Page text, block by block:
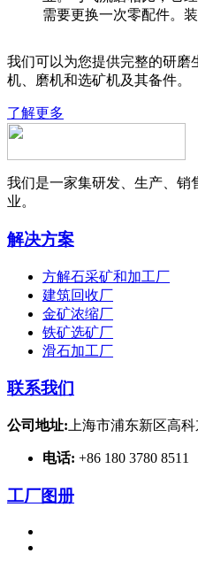
需要更换一次零配件。
我们可以为您提供完整的研磨
机、磨机和选矿机及其备件。
了解更多
我们是一家集研发、生产、销
业。
解决方案
方解石采矿和加工厂
建筑回收厂
金矿浓缩厂
铁矿选矿厂
滑石加工厂
联系我们
公司地址: 上海市浦东新区高
电话: +86 180 3780 8511
工厂图册